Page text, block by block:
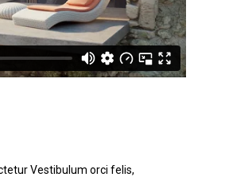
Vestibulum orci felis,